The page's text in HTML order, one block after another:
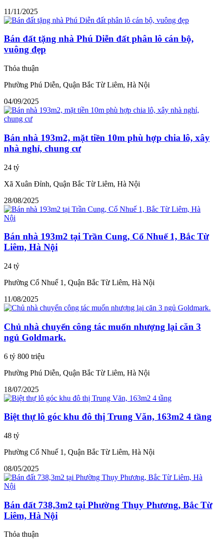
11/11/2025
Bán đất tặng nhà Phú Diễn đất phân lô cán bộ,
vuông đẹp
Thỏa thuận
Phường Phú Diễn, Quận Bắc Từ Liêm, Hà Nội
04/09/2025
Bán nhà 193m2, mặt tiền 10m phù hợp chia lô, xây
nhà nghỉ, chung cư
24 tỷ
Xã Xuân Đỉnh, Quận Bắc Từ Liêm, Hà Nội
28/08/2025
Bán nhà 193m2 tại Trần Cung, Cổ Nhuế 1, Bắc Từ
Liêm, Hà Nội
24 tỷ
Phường Cổ Nhuế 1, Quận Bắc Từ Liêm, Hà Nội
11/08/2025
Chủ nhà chuyển công tác muốn nhượng lại căn 3
ngủ Goldmark.
6 tỷ 800 triệu
Phường Phú Diễn, Quận Bắc Từ Liêm, Hà Nội
18/07/2025
Biệt thự lô góc khu đô thị Trung Văn, 163m2 4 tầng
48 tỷ
Phường Cổ Nhuế 1, Quận Bắc Từ Liêm, Hà Nội
08/05/2025
Bán đất 738,3m2 tại Phường Thụy Phương, Bắc Từ
Liêm, Hà Nội
Thỏa thuận